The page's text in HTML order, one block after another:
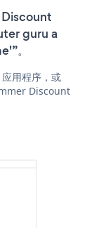
Discount
guru a
。
用程序，或
Discount